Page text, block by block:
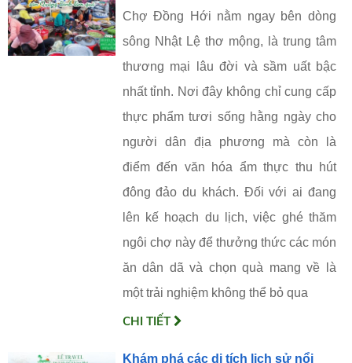
Chợ Đồng Hới nằm ngay bên dòng
sông Nhật Lệ thơ mộng, là trung tâm
thương mại lâu đời và sầm uất bậc
nhất tỉnh. Nơi đây không chỉ cung cấp
thực phẩm tươi sống hằng ngày cho
người dân địa phương mà còn là
điểm đến văn hóa ẩm thực thu hút
đông đảo du khách. Đối với ai đang
lên kế hoạch du lịch, việc ghé thăm
ngôi chợ này để thưởng thức các món
ăn dân dã và chọn quà mang về là
một trải nghiệm không thể bỏ qua
CHI TIẾT
Khám phá các di tích lịch sử nổi